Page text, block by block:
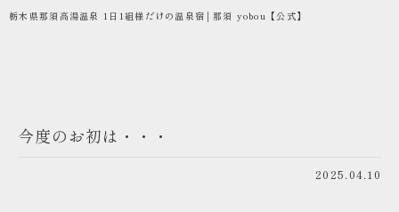
栃木県那須高湯温泉 1日1組様だけの温泉宿│那須 yobou【公式】
今度のお初は・・・
2025.04.10